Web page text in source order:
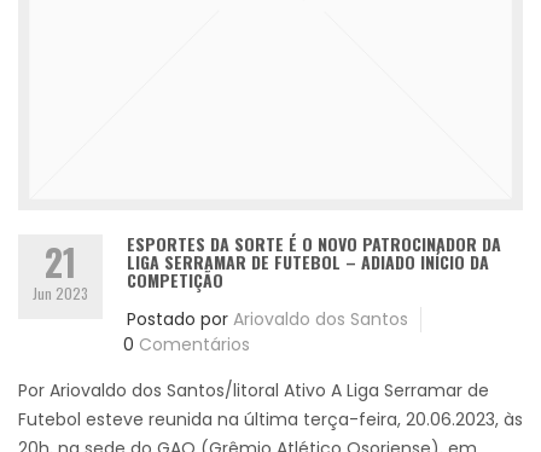
21
Jun 2023
ESPORTES DA SORTE É O NOVO PATROCINADOR DA
LIGA SERRAMAR DE FUTEBOL – ADIADO INÍCIO DA
COMPETIÇÃO
Postado por Ariovaldo dos Santos
0 Comentários
Por Ariovaldo dos Santos/litoral Ativo A Liga Serramar de
Futebol esteve reunida na última terça-feira, 20.06.2023, às